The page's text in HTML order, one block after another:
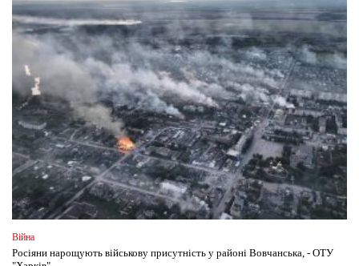
Війна
Росіяни нарощують військову присутність у районі Вовчанська, - ОТУ